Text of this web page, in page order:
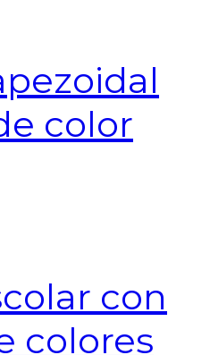
color
con
colores